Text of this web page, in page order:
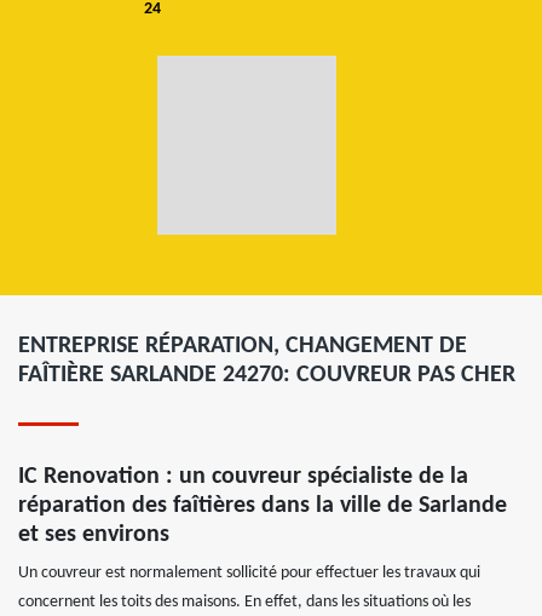
24
ENTREPRISE RÉPARATION, CHANGEMENT DE
FAÎTIÈRE SARLANDE 24270: COUVREUR PAS CHER
IC Renovation : un couvreur spécialiste de la
réparation des faîtières dans la ville de Sarlande
et ses environs
Un couvreur est normalement sollicité pour effectuer les travaux qui
concernent les toits des maisons. En effet, dans les situations où les